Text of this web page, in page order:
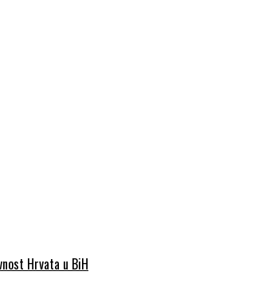
Hrvata u BiH